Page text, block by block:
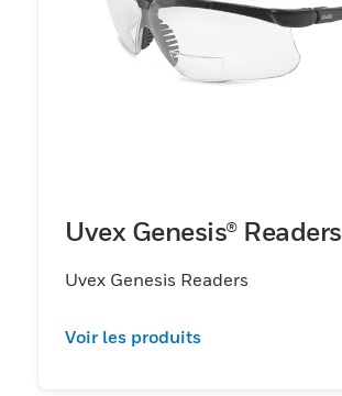
Uvex Genesis® Readers
Uvex Genesis Readers
Voir les produits